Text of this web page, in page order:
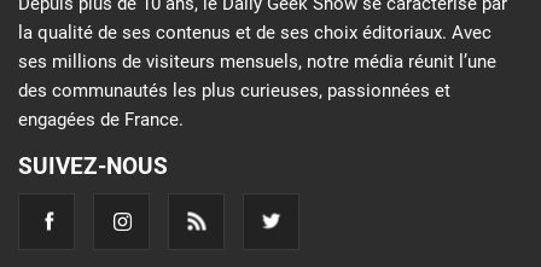
la qualité de ses contenus et de ses choix éditoriaux. Avec
ses millions de visiteurs mensuels, notre média réunit l’une
des communautés les plus curieuses, passionnées et
engagées de France.
SUIVEZ-NOUS